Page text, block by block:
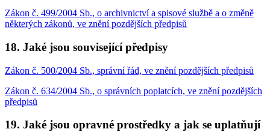
Zákon č. 499/2004 Sb., o archivnictví a spisové službě a o změně
některých zákonů, ve znění pozdějších předpisů
18. Jaké jsou související předpisy
Zákon č. 500/2004 Sb., správní řád, ve znění pozdějších předpisů
Zákon č. 634/2004 Sb., o správních poplatcích, ve znění pozdějších
předpisů
19. Jaké jsou opravné prostředky a jak se uplatňují